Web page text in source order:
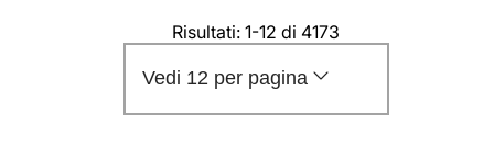
Risultati: 1-12 di 4173
Vedi 12 per pagina